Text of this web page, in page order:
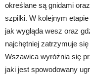
określane są gnidami
szpilki. W kolejnym
jak wygląda wesz oraz
najchętniej zatrzymuje się
Wszawica wyróżnia się
jaki jest spowodowany